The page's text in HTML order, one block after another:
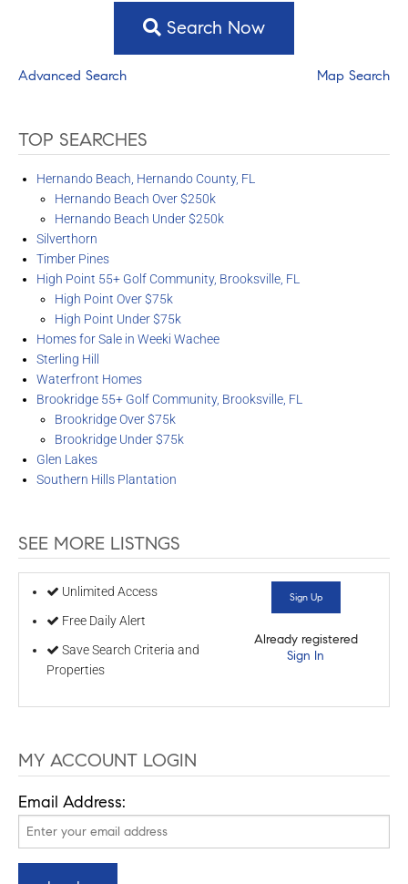
Search Now
Advanced Search Map Search
TOP SEARCHES
Hernando Beach, Hernando County, FL
Hernando Beach Over $250k
Hernando Beach Under $250k
Silverthorn
Timber Pines
High Point 55+ Golf Community, Brooksville, FL
High Point Over $75k
High Point Under $75k
Homes for Sale in Weeki Wachee
Sterling Hill
Waterfront Homes
Brookridge 55+ Golf Community, Brooksville, FL
Brookridge Over $75k
Brookridge Under $75k
Glen Lakes
Southern Hills Plantation
SEE MORE LISTNGS
Unlimited Access
Free Daily Alert
Save Search Criteria and
Properties
Sign Up
Already registered
Sign In
MY ACCOUNT LOGIN
Email Address: